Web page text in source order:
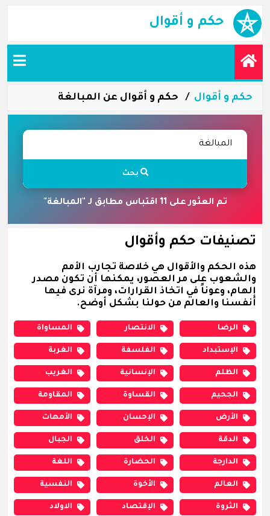
حكم و أقوال
حكم و أقوال حكم و أقوال عن المبالغة
بحث
تم العثور على 11 اقتباس مطابق لـ "المبالغة"
تصنيفات حكم وأقوال
هذه الحكم والأقوال هي خلاصة تجارب الأمم
والشعوب على مر العصور، يمكنها أن تكون مصدر
إلهام، وعوناً في اتخاذ القرارات، ومرآة نرى فيها
أنفسنا والعالم من حولنا بشكل أوضح.
الرضا الانتصار المساواة
الإستبداد الفلسفة الغربة
الظلم الإنسانية الغريب
الجحيم القساوة المقاومة
الأرض الإحسان الأمهات
الدقة الخلق الجبال
الدارجة الحضارة اللغة
العالم الأخوة النفسية
الثروة الإقتصاد الاولاد